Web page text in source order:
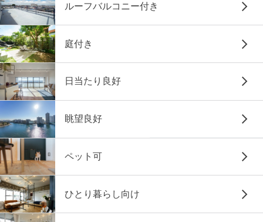
ルーフバルコニー付き
庭付き
日当たり良好
眺望良好
ペット可
ひとり暮らし向け